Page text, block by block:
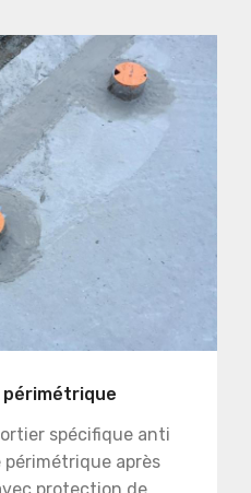
spécifique anti
après